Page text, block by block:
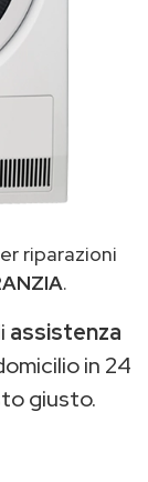
riparazioni
.
assistenza
in 24
giusto.